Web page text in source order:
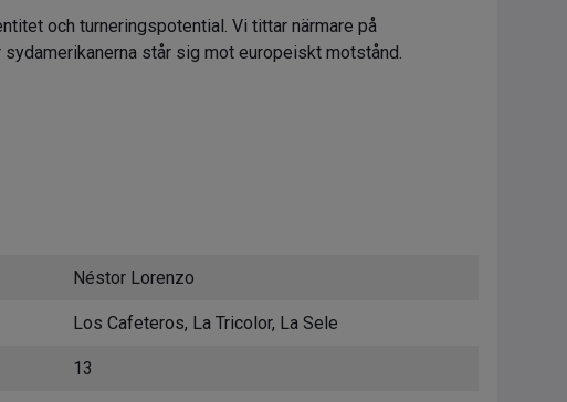
och turneringspotential. Vi tittar närmare på
står sig mot europeiskt motstånd.
Néstor Lorenzo
Los Cafeteros, La Tricolor, La Sele
13